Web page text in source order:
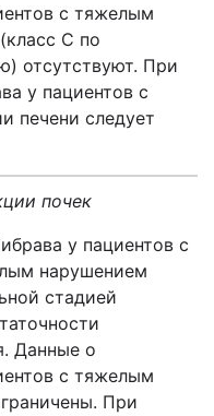
с тяжелым
C по
отсутствуют. При
у пациентов с
печени следует
почек
у пациентов с
нарушением
стадией
Данные о
с тяжелым
При